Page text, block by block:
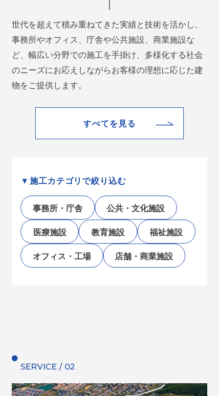
世代を超えて積み重ねてきた実績と技術を活かし、
事務所やオフィス、庁舎や公共施設、商業施設な
ど、幅広い分野での施工を手掛け、多様化する社会
のニーズにお応えしながらお客様の理想に応じた建
物をご提供します。
すべてを見る
施工カテゴリで絞り込む
事務所・庁舎 公共・文化施設
医療施設 教育施設 福祉施設
オフィス・工場 店舗・商業施設
SERVICE / 02